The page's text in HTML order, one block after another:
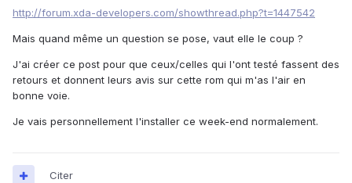
http://forum.xda-developers.com/showthread.php?t=1447542
Mais quand même un question se pose, vaut elle le coup ?
J'ai créer ce post pour que ceux/celles qui l'ont testé fassent des
retours et donnent leurs avis sur cette rom qui m'as l'air en
bonne voie.
Je vais personnellement l'installer ce week-end normalement.
Citer